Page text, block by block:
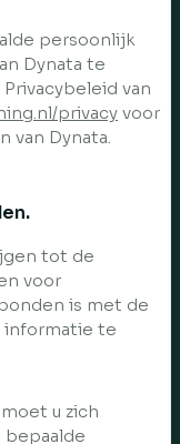
persoonlijk
Dynata te
van
privacy voor
van Dynata.
tot de
voor
is met de
informatie te
u zich